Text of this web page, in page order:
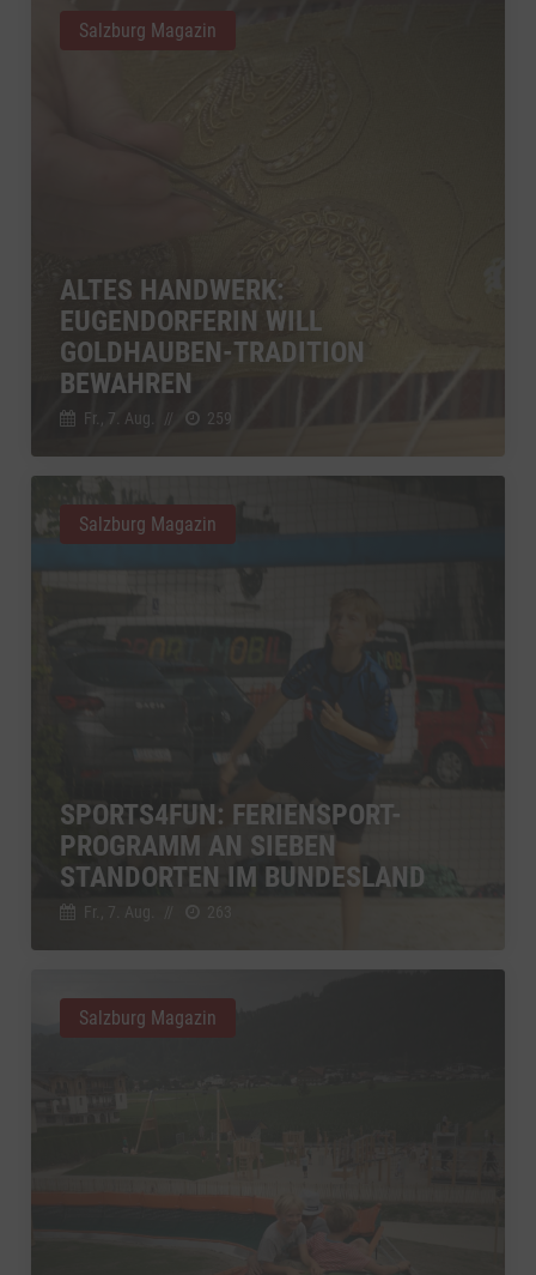
ALTES HANDWERK:
EUGENDORFERIN WILL
GOLDHAUBEN-TRADITION
BEWAHREN
Fr., 7. Aug. // 259
Salzburg Magazin
SPORTS4FUN: FERIENSPORT-
PROGRAMM AN SIEBEN
STANDORTEN IM BUNDESLAND
Fr., 7. Aug. 263
Salzburg Magazin
Salzburg Magazin